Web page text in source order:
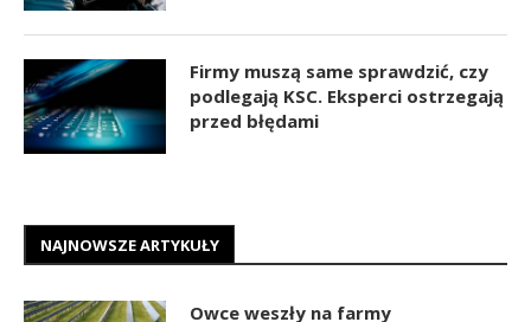
Firmy muszą same sprawdzić, czy
podlegają KSC. Eksperci ostrzegają
przed błędami
NAJNOWSZE ARTYKUŁY
Owce weszły na farmy